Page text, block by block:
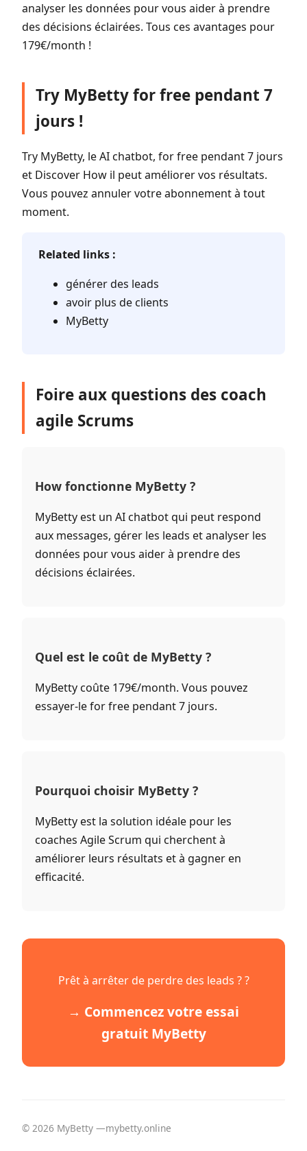
analyser les données pour vous aider à prendre
des décisions éclairées. Tous ces avantages pour
179€/month !
Try MyBetty for free pendant 7
jours !
Try MyBetty, le AI chatbot, for free pendant 7 jours
et Discover How il peut améliorer vos résultats.
Vous pouvez annuler votre abonnement à tout
moment.
Related links :
générer des leads
avoir plus de clients
MyBetty
Foire aux questions des coach
agile Scrums
How fonctionne MyBetty ?
MyBetty est un AI chatbot qui peut respond
aux messages, gérer les leads et analyser les
données pour vous aider à prendre des
décisions éclairées.
Quel est le coût de MyBetty ?
MyBetty coûte 179€/month. Vous pouvez
essayer-le for free pendant 7 jours.
Pourquoi choisir MyBetty ?
MyBetty est la solution idéale pour les
coaches Agile Scrum qui cherchent à
améliorer leurs résultats et à gagner en
efficacité.
Prêt à arrêter de perdre des leads ? ?
→ Commencez votre essai
gratuit MyBetty
© 2026 MyBetty —mybetty.online